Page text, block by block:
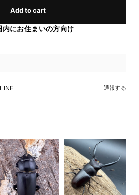
Add to cart
内にお住まいの方向け
LINE 通報する